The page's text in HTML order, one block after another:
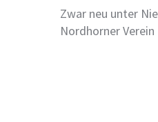
Zwar neu unter
Nordhorner